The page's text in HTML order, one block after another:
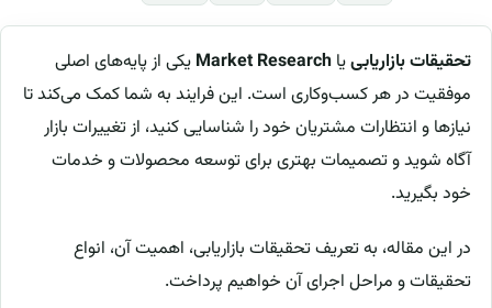
تحقیقات بازاریابییا Market Research یکی از پایه‌های اصلی
موفقیت در هر کسب‌وکاری است. این فرایند به شما کمک می‌کند تا
نیازها و انتظارات مشتریان خود را شناسایی کنید، از تغییرات بازار
آگاه شوید و تصمیمات بهتری برای توسعه محصولات و خدمات
خود بگیرید.
در این مقاله، به تعریف تحقیقات بازاریابی، اهمیت آن، انواع
تحقیقات و مراحل اجرای آن خواهیم پرداخت.